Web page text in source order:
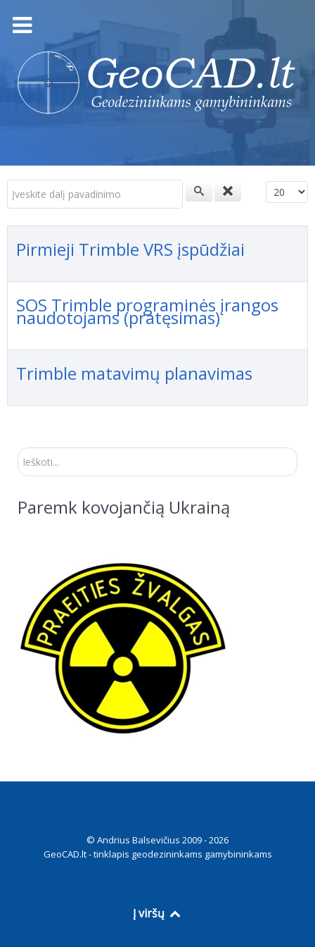
Įveskite dalį pavadinimo Rodyti po
Pirmieji Trimble VRS įspūdžiai
SOS Trimble programinės įrangos
naudotojams (pratęsimas)
Trimble matavimų planavimas
Ieškoti...
Paremk kovojančią Ukrainą
© Andrius Balsevičius 2009 - 2026
GeoCAD.lt - tinklapis geodezininkams gamybininkams
Į viršų